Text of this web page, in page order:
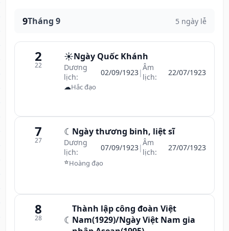
9Tháng 9 5 ngày lễ
2
22
☀️Ngày Quốc Khánh
Dương
lịch:
02/09/1923|Âm
lịch:
22/07/1923
☁Hắc đạo
7
27
☾ Ngày thương binh, liệt sĩ
Dương
lịch:
07/09/1923|Âm
lịch:
27/07/1923
⭐Hoàng đạo
8
28 ☾
Thành lập công đoàn Việt
Nam(1929)/Ngày Việt Nam gia